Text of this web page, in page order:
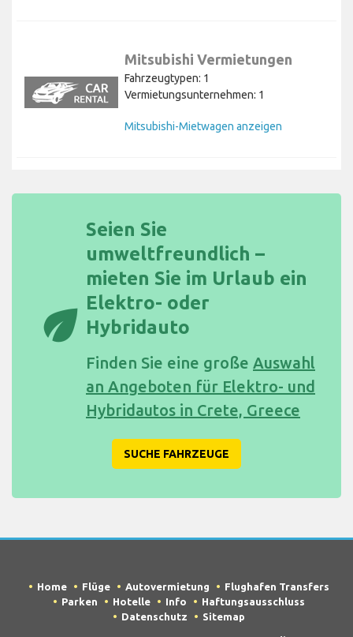
Mitsubishi Vermietungen
Fahrzeugtypen: 1
Vermietungsunternehmen: 1
Mitsubishi-Mietwagen anzeigen
eco
Seien Sie
umweltfreundlich –
mieten Sie im Urlaub ein
Elektro- oder
Hybridauto
Finden Sie eine große Auswahl
an Angeboten für Elektro- und
Hybridautos in Crete, Greece
SUCHE FAHRZEUGE
Home Flüge Autovermietung
Flughafen Transfers
Parken
Hotelle Info
Haftungsausschluss
Datenschutz
Sitemap